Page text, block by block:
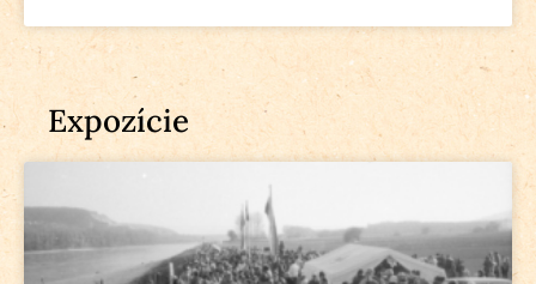
Expozície